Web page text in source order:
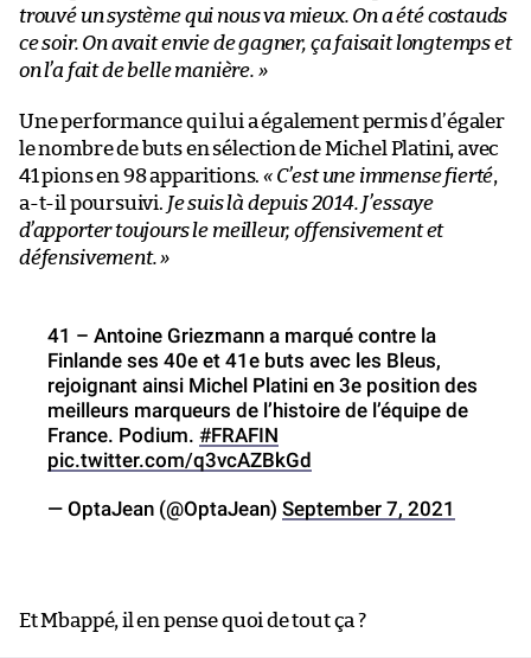
trouvé un système qui nous va mieux. On a été costauds
ce soir. On avait envie de gagner, ça faisait longtemps et
on l’a fait de belle manière. »
Une performance qui lui a également permis d’égaler
le nombre de buts en sélection de Michel Platini, avec
41 pions en 98 apparitions. « C’est une immense fierté,
a-t-il poursuivi. Je suis là depuis 2014. J’essaye
d’apporter toujours le meilleur, offensivement et
défensivement. »
41 – Antoine Griezmann a marqué contre la
Finlande ses 40e et 41e buts avec les Bleus,
rejoignant ainsi Michel Platini en 3e position des
meilleurs marqueurs de l’histoire de l’équipe de
France. Podium. #FRAFIN
pic.twitter.com/q3vcAZBkGd
— OptaJean (@OptaJean) September 7, 2021
Et Mbappé, il en pense quoi de tout ça ?